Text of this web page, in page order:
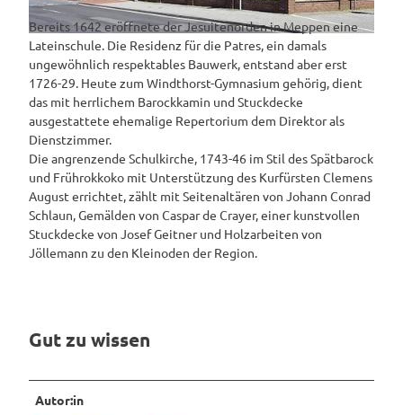
G
y
m
n
a
s
i
a
l
k
i
r
n
R
e
n
a
s
i
a
l
k
i
r
c
h
e
u
n
s
i
n
n
a
s
i
a
l
k
r
c
h
e
u
n
Bereits 1642 eröffnete der Jesuitenorden in Meppen eine
Lateinschule. Die Residenz für die Patres, ein damals
ungewöhnlich respektables Bauwerk, entstand aber erst
1726-29. Heute zum Windthorst-Gymnasium gehörig, dient
das mit herrlichem Barockkamin und Stuckdecke
ausgestattete ehemalige Repertorium dem Direktor als
Dienstzimmer.
Die angrenzende Schulkirche, 1743-46 im Stil des Spätbarock
und Frührokkoko mit Unterstützung des Kurfürsten Clemens
August errichtet, zählt mit Seitenaltären von Johann Conrad
Schlaun, Gemälden von Caspar de Crayer, einer kunstvollen
Stuckdecke von Josef Geitner und Holzarbeiten von
Jöllemann zu den Kleinoden der Region.
Gut zu wissen
Autor:in